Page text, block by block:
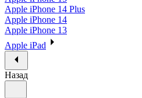
Apple iPhone 14 Plus
Apple iPhone 14
Apple iPhone 13
Apple iPad
Назад